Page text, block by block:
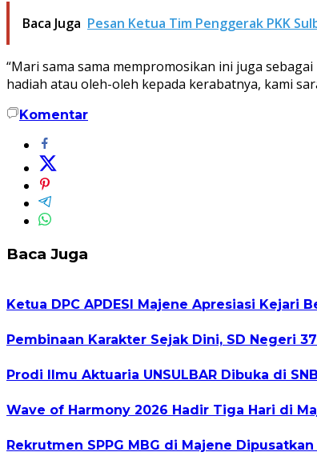
Baca Juga Pesan Ketua Tim Penggerak PKK
“Mari sama sama mempromosikan ini juga
hadiah atau oleh-oleh kepada kerabatnya, kami
Komentar
Baca Juga
Ketua DPC APDESI Majene Apresiasi Kejari
Pembinaan Karakter Sejak Dini, SD Negeri
Prodi Ilmu Aktuaria UNSULBAR Dibuka di
Wave of Harmony 2026 Hadir Tiga Hari di
Rekrutmen SPPG MBG di Majene